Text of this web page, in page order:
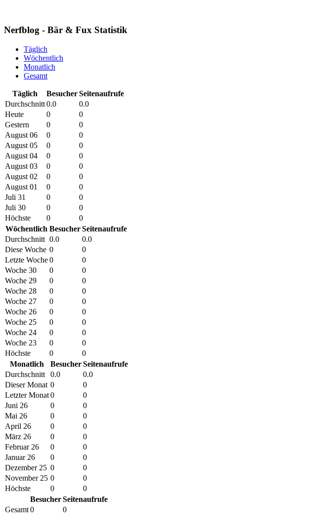
Nerfblog - Bär & Fux Statistik
Täglich
Wöchentlich
Monatlich
Gesamt
Täglich BesucherSeitenaufrufe
Durchschnitt0.0
0.0
Heute
0
0
Gestern
0
0
August 06
0
0
August 05
0
0
August 04
0
0
August 03
0
0
August 02
0
0
August 01
0
0
Juli 31
0
0
Juli 30
0
0
Höchste
0
0
Wöchentlich BesucherSeitenaufrufe
Durchschnitt 0.0
0.0
Diese Woche 0
0
Letzte Woche0
0
Woche 30
0
0
Woche 29
0
0
Woche 28
0
0
Woche 27
0
0
Woche 26
0
0
Woche 25
0
0
Woche 24
0
0
Woche 23
0
0
Höchste
0
0
Monatlich
BesucherSeitenaufrufe
Durchschnitt
0.0
0.0
Dieser Monat 0
0
Letzter Monat0
0
Juni 26
0
0
Mai 26
0
0
April 26
0
0
März 26
0
0
Februar 26
0
0
Januar 26
0
0
Dezember 25 0
0
November 25 0
0
Höchste
0
0
BesucherSeitenaufrufe
Gesamt0 0